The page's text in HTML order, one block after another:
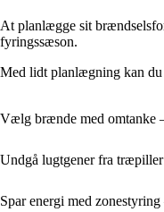
At planlægge sit
fyringssæson.
Med lidt planlægning kan du
Vælg brænde med omtanke
Undgå lugtgener fra
Spar energi med